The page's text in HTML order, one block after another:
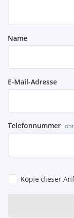
Name
E-Mail-Adresse
Telefonnummer
Kopie dieser